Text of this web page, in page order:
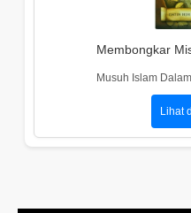
Membongkar
Musuh Islam
Lihat